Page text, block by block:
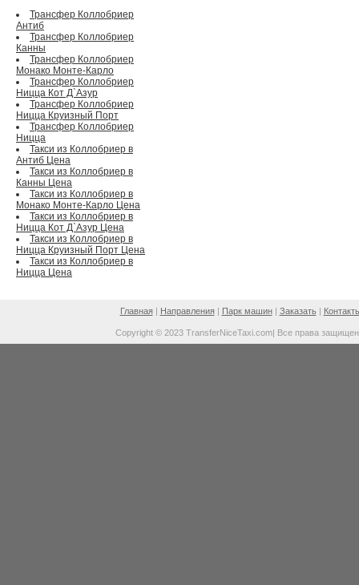
Трансфер Коллобриер
Антиб
Трансфер Коллобриер
Канны
Трансфер Коллобриер
Монако Монте-Карло
Трансфер Коллобриер
Ницца Кот Д`Азур
Трансфер Коллобриер
Ницца Круизный Порт
Трансфер Коллобриер
Ницца
Такси из Коллобриер в
Антиб Цена
Такси из Коллобриер в
Канны Цена
Такси из Коллобриер в
Монако Монте-Карло Цена
Такси из Коллобриер в
Ницца Кот Д`Азур Цена
Такси из Коллобриер в
Ницца Круизный Порт Цена
Такси из Коллобриер в
Ницца Цена
Главная| Направления| Парк машин| Заказать|
Copyright © 2023 TransferNiceTaxi.com| Все права